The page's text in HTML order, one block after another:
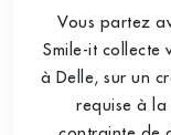
Vous partez
Smile-it collecte
à Delle, sur un
requise à